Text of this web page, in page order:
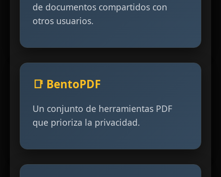
de documentos compartidos con
otros usuarios.
📑 BentoPDF
Un conjunto de herramientas PDF
que prioriza la privacidad.